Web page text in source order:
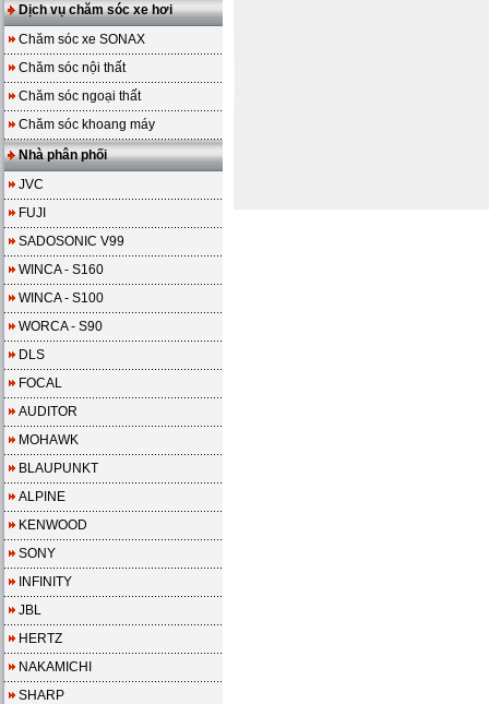
Dịch vụ chăm sóc xe hơi
Chăm sóc xe SONAX
Chăm sóc nội thất
Chăm sóc ngoại thất
Chăm sóc khoang máy
Nhà phân phối
JVC
FUJI
SADOSONIC V99
WINCA - S160
WINCA - S100
WORCA - S90
DLS
FOCAL
AUDITOR
MOHAWK
BLAUPUNKT
ALPINE
KENWOOD
SONY
INFINITY
JBL
HERTZ
NAKAMICHI
SHARP